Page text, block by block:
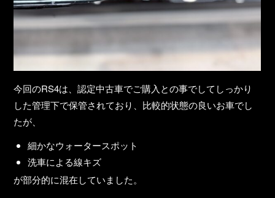
今回のRS4は、認定中古車でご購入との事でしてしっかり
した管理下で保管されており、比較的状態の良いお車でし
たが、
細かなウォータースポット
洗車による線キズ
が部分的に混在していました。